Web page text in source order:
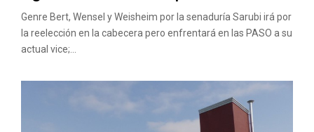
Genre Bert, Wensel y Weisheim por la senaduría Sarubi irá por
la reelección en la cabecera pero enfrentará en las PASO a su
actual vice;...